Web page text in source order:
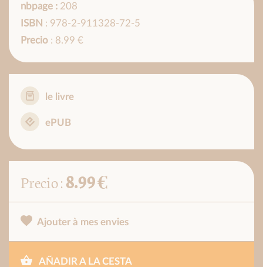
nbpage : 208
ISBN : 978-2-911328-72-5
Precio : 8.99 €
le livre
ePUB
Precio :8.99 €
Ajouter à mes envies
AÑADIR A LA CESTA